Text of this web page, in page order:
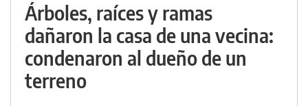
Árboles, raíces y ramas
dañaron la casa de una vecina:
condenaron al dueño de un
terreno